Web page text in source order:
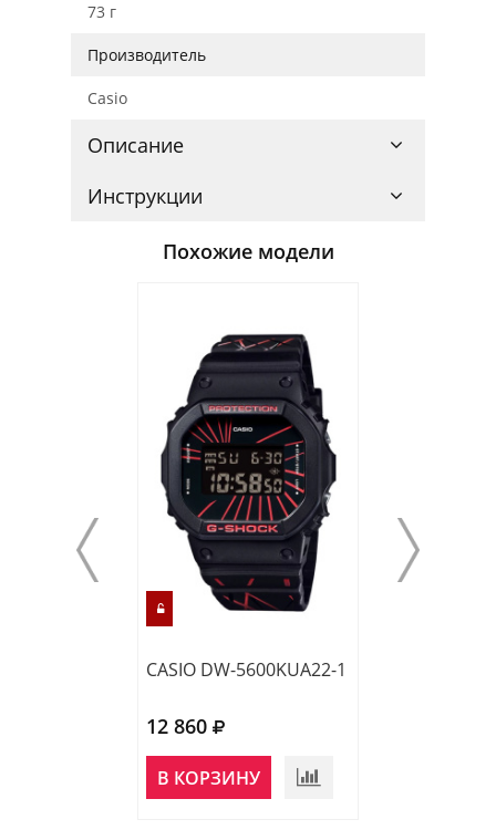
73 г
Производитель
Casio
Описание
Инструкции
Похожие модели
CASIO DW-5600KUA22-1
12 860
В КОРЗИНУ